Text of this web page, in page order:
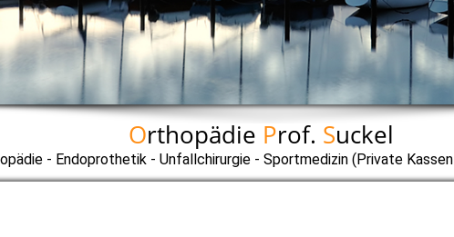
Orthopädie Prof. Suckel
- Endoprothetik - Unfallchirurgie - Sportmedizin (Private Kassen